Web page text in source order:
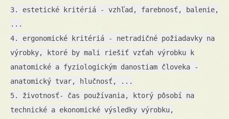
3. estetické kritériá - vzhľad, farebnosť, balenie,
...
4. ergonomické kritériá - netradičné požiadavky na
výrobky, ktoré by mali riešiť vzťah výrobku k
anatomické a fyziologickým danostiam človeka -
anatomický tvar, hlučnosť, ...
5. životnosť- čas používania, ktorý pôsobí na
technické a ekonomické výsledky výrobku,